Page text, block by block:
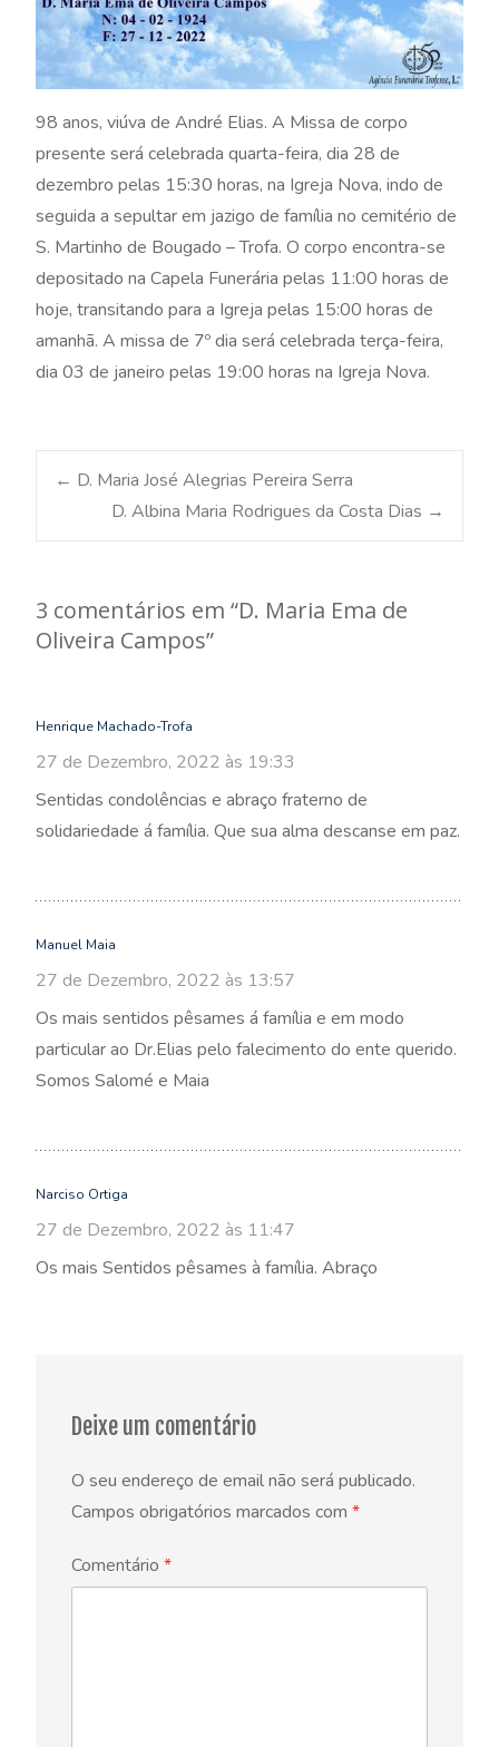
98 anos, viúva de André Elias. A Missa de corpo
presente será celebrada quarta-feira, dia 28 de
dezembro pelas 15:30 horas, na Igreja Nova, indo de
seguida a sepultar em jazigo de família no cemitério de
S. Martinho de Bougado – Trofa. O corpo encontra-se
depositado na Capela Funerária pelas 11:00 horas de
hoje, transitando para a Igreja pelas 15:00 horas de
amanhã. A missa de 7º dia será celebrada terça-feira,
dia 03 de janeiro pelas 19:00 horas na Igreja Nova.
Post
← D. Maria José Alegrias Pereira Serra
D. Albina Maria Rodrigues da Costa Dias →
3 comentários em “D. Maria Ema de
Oliveira Campos”
Henrique Machado-Trofa
27 de Dezembro, 2022 às 19:33
Sentidas condolências e abraço fraterno de
solidariedade á família. Que sua alma descanse em paz.
Manuel Maia
27 de Dezembro, 2022 às 13:57
Os mais sentidos pêsames á família e em modo
particular ao Dr.Elias pelo falecimento do ente querido.
Somos Salomé e Maia
Narciso Ortiga
27 de Dezembro, 2022 às 11:47
Os mais Sentidos pêsames à família. Abraço
Deixe um comentário
O seu endereço de email não será publicado.
Campos obrigatórios marcados com *
Comentário *